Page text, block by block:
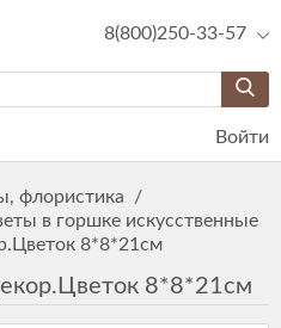
8(800)250-33-57
Войти
флористика
/
в горшке искусственные
8*8*21см
8*8*21см